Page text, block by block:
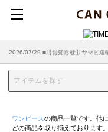
2026/07/29 ■【お知らせ】ヤマト運
2026/03/18 ■店舗受け取りサービス
ワンピースの商品一覧です。他
どの商品を取り揃えております。